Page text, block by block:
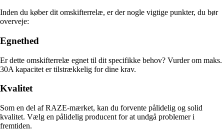
Inden du køber dit omskifterrelæ, er der nogle vigtige punkter, du bør
overveje:
Egnethed
Er dette omskifterrelæ egnet til dit specifikke behov? Vurder om maks.
30A kapacitet er tilstrækkelig for dine krav.
Kvalitet
Som en del af RAZE-mærket, kan du forvente pålidelig og solid
kvalitet. Vælg en pålidelig producent for at undgå problemer i
fremtiden.